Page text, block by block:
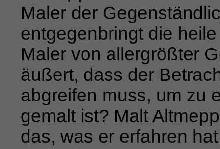
Maler der
entgegenbringt die
Maler von allergrößter
äußert, dass der
abgreifen muss, um zu
gemalt ist? Malt
das, was er erfahren